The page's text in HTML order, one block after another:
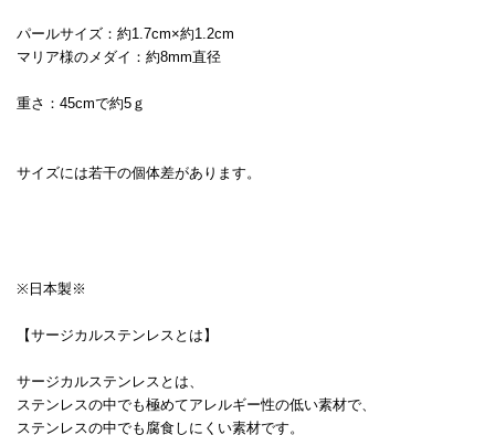
パールサイズ：約1.7cm×約1.2cm
マリア様のメダイ：約8mm直径
重さ：45cmで約5ｇ
サイズには若干の個体差があります。
※日本製※
【サージカルステンレスとは】
サージカルステンレスとは、
ステンレスの中でも極めてアレルギー性の低い素材で、
ステンレスの中でも腐食しにくい素材です。